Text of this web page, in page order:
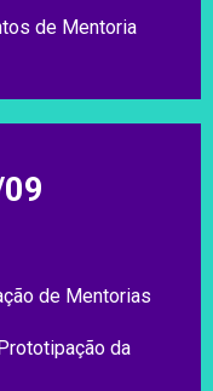
de Mentoria
de Mentorias
da